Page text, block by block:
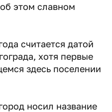
этом славном
считается датой
хотя первые
здесь поселении
носил название